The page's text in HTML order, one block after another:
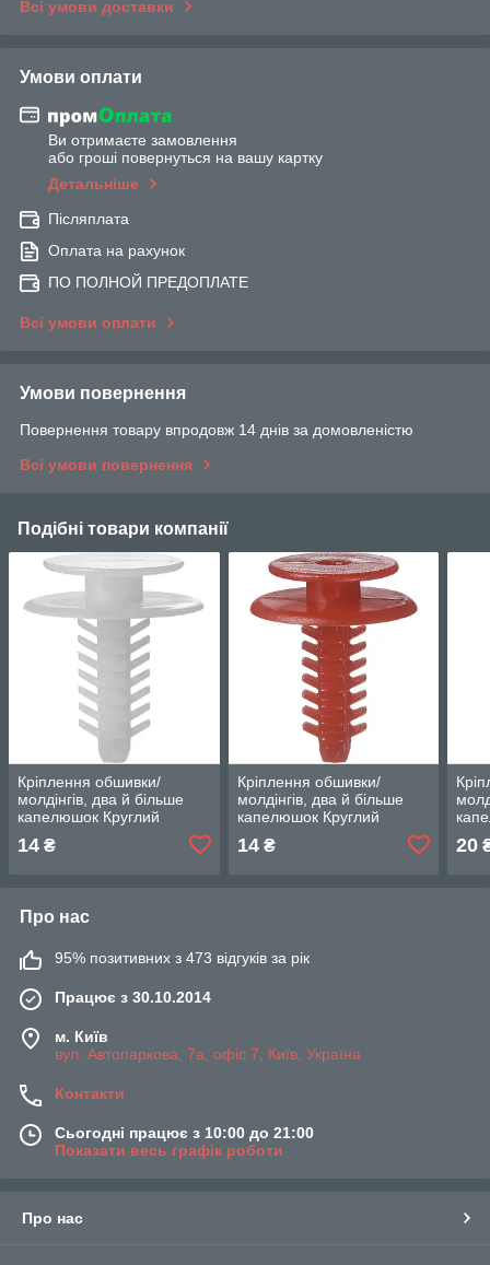
Всі умови доставки
Умови оплати
Ви отримаєте замовлення
або гроші повернуться на вашу картку
Детальніше
Післяплата
Оплата на рахунок
ПО ПОЛНОЙ ПРЕДОПЛАТЕ
Всі умови оплати
Умови повернення
Повернення товару впродовж 14 днів за домовленістю
Всі умови повернення
Подібні товари компанії
Кріплення обшивки/
молдінгів, два й більше
капелюшок Круглий
156
14 ₴
Кріплення обшивки/
молдінгів, два й більше
капелюшок Круглий
156
14₴
156
20
Про нас
95% позитивних з 473 відгуків за рік
Працює з 30.10.2014
м. Київ
вул. Автопаркова, 7а, офіс 7, Київ, Україна
Контакти
Сьогодні працює з 10:00 до 21:00
Показати весь графік роботи
Про нас